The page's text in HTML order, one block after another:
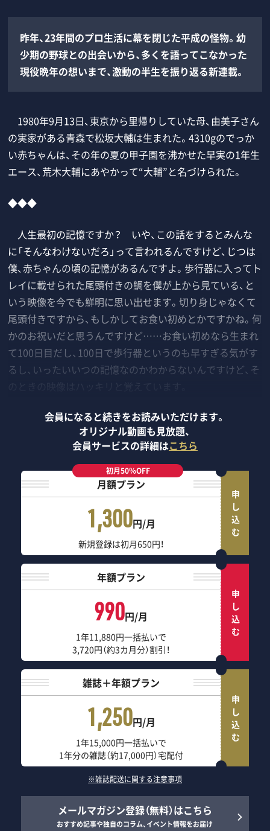
昨年、23年間のプロ生活に幕を閉じた平成の怪物。幼
少期の野球との出会いから、多くを語ってこなかった
現役晩年の想いまで、激動の半生を振り返る新連載。
1980年9月13日、東京から里帰りしていた母、由美子さん
の実家がある青森で松坂大輔は生まれた。4310gのでっか
い赤ちゃんは、その年の夏の甲子園を沸かせた早実の1年生
エース、荒木大輔にあやかって“大輔”と名づけられた。
◆◆◆
人生最初の記憶ですか？ いや、この話をするとみんな
に「そんなわけないだろ」って言われるんですけど、じつは
僕、赤ちゃんの頃の記憶があるんですよ。歩行器に入ってト
レイに載せられた尾頭付きの鯛を僕が上から見ている、と
いう映像を今でも鮮明に思い出せます。切り身じゃなくて
尾頭付きですから、もしかしてお食い初めとかですかね。何
かのお祝いだと思うんですけど……お食い初めなら生まれ
て100日目だし、100日で歩行器というのも早すぎる気がす
るし、いったいいつの記憶なのかわからないんですけど、そ
会員になると続きをお読みいただけます。
オリジナル動画も見放題、
会員サービスの詳細はこちら
初月50％OFF
月額プラン
1,300円/月
新規登録は初月650円！
申し込む
年額プラン
990円/月
1年11,880円一括払いで
3,720円（約3カ月分）割引！
申し込む
雑誌＋年額プラン
1,250円/月
1年15,000円一括払いで
1年分の雑誌（約17,000円）宅配付
申し込む
※雑誌配送に関する注意事項
メールマガジン登録（無料）はこちら
おすすめ記事や独自のコラム、イベント情報をお届け